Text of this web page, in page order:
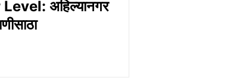
अहिल्यानगर